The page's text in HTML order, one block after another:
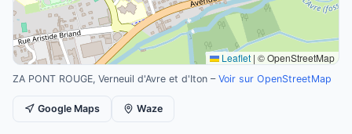
Leaflet | © OpenStreetMap
ZA PONT ROUGE, Verneuil d'Avre et d'Iton – Voir sur OpenStreetMap
Google Maps Waze